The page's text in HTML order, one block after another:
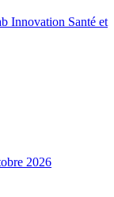
Innovation Santé et
2026